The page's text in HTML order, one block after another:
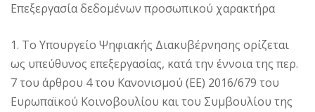
Επεξεργασία δεδομένων προσωπικού χαρακτήρα
1. Το Υπουργείο Ψηφιακής Διακυβέρνησης ορίζεται
ως υπεύθυνος επεξεργασίας, κατά την έννοια της περ.
7 του άρθρου 4 του Κανονισμού (ΕΕ) 2016/679 του
Ευρωπαϊκού Κοινοβουλίου και του Συμβουλίου της